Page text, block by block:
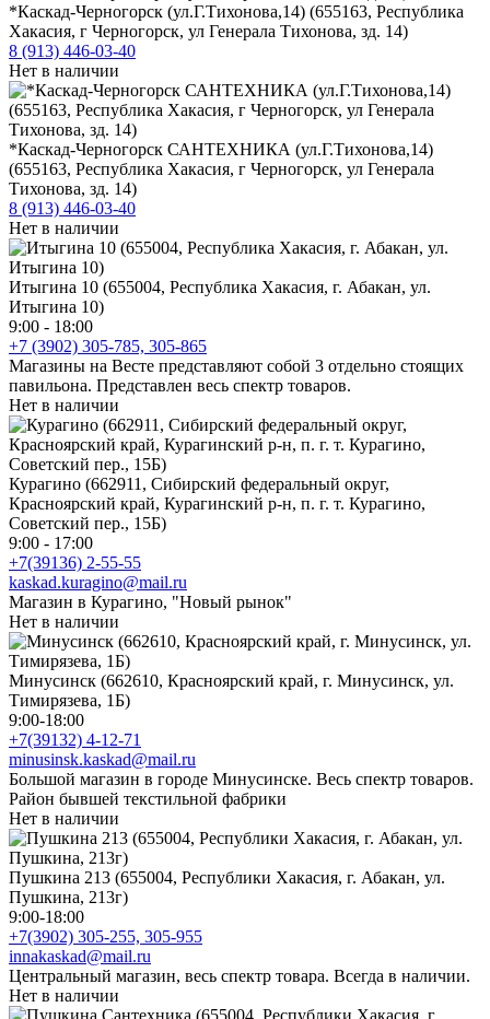
*Каскад-Черногорск (ул.Г.Тихонова,14) (655163, Республика
Хакасия, г Черногорск, ул Генерала Тихонова, зд. 14)
8 (913) 446-03-40
Нет в наличии
*Каскад-Черногорск САНТЕХНИКА (ул.Г.Тихонова,14)
(655163, Республика Хакасия, г Черногорск, ул Генерала
Тихонова, зд. 14)
8 (913) 446-03-40
Нет в наличии
Итыгина 10 (655004, Республика Хакасия, г. Абакан, ул.
Итыгина 10)
9:00 - 18:00
+7 (3902) 305-785, 305-865
Магазины на Весте представляют собой 3 отдельно стоящих
павильона. Представлен весь спектр товаров.
Нет в наличии
Курагино (662911, Сибирский федеральный округ,
Красноярский край, Курагинский р-н, п. г. т. Курагино,
Советский пер., 15Б)
9:00 - 17:00
+7(39136) 2-55-55
kaskad.kuragino@mail.ru
Магазин в Курагино, "Новый рынок"
Нет в наличии
Минусинск (662610, Красноярский край, г. Минусинск, ул.
Тимирязева, 1Б)
9:00-18:00
+7(39132) 4-12-71
minusinsk.kaskad@mail.ru
Большой магазин в городе Минусинске. Весь спектр товаров.
Район бывшей текстильной фабрики
Нет в наличии
Пушкина 213 (655004, Республики Хакасия, г. Абакан, ул.
Пушкина, 213г)
9:00-18:00
+7(3902) 305-255, 305-955
innakaskad@mail.ru
Центральный магазин, весь спектр товара. Всегда в наличии.
Нет в наличии